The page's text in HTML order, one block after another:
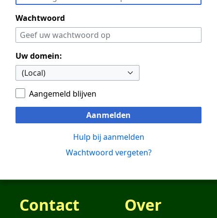
Wachtwoord
Uw domein:
Aangemeld blijven
Aanmelden
Hulp bij aanmelden
Wachtwoord vergeten?
Contact Over